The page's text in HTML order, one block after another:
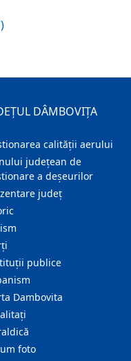
DÂMBOVIȚA
calității aerului
județean de
a deșeurilor
judeţ
publice
Dambovita
foto